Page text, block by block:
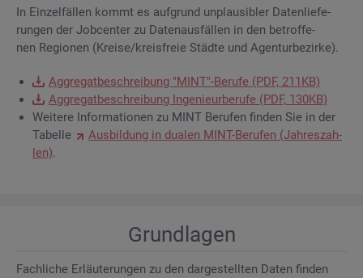
In Ein­zel­fäl­len kommt es auf­grund un­plau­si­bler Da­ten­lie­fe­
run­gen der Job­cen­ter zu Da­ten­aus­fäl­len in den be­trof­fe­
nen Re­gio­nen (Krei­se/kreis­freie Städ­te und Agen­tur­be­zir­ke).
Ag­gre­gat­be­schrei­bung "MINT"-Be­ru­fe (PDF, 211KB)
Ag­gre­gat­be­schrei­bung In­ge­nieur­be­ru­fe (PDF, 130KB)
Wei­te­re In­for­ma­tio­nen zu MINT Be­ru­fen fin­den Sie in der
Ta­bel­le
Aus­bil­dung in dua­len MINT-Be­ru­fen (Jah­res­zah­
len).
Grund­la­gen
Fach­li­che Er­läu­te­run­gen zu den dar­ge­stell­ten Daten fin­den